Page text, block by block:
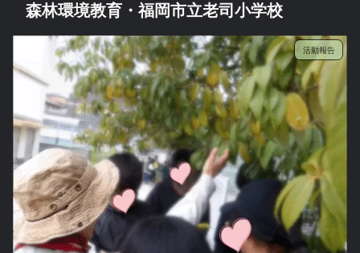
森林環境教育・福岡市立老司小学校
活動報告